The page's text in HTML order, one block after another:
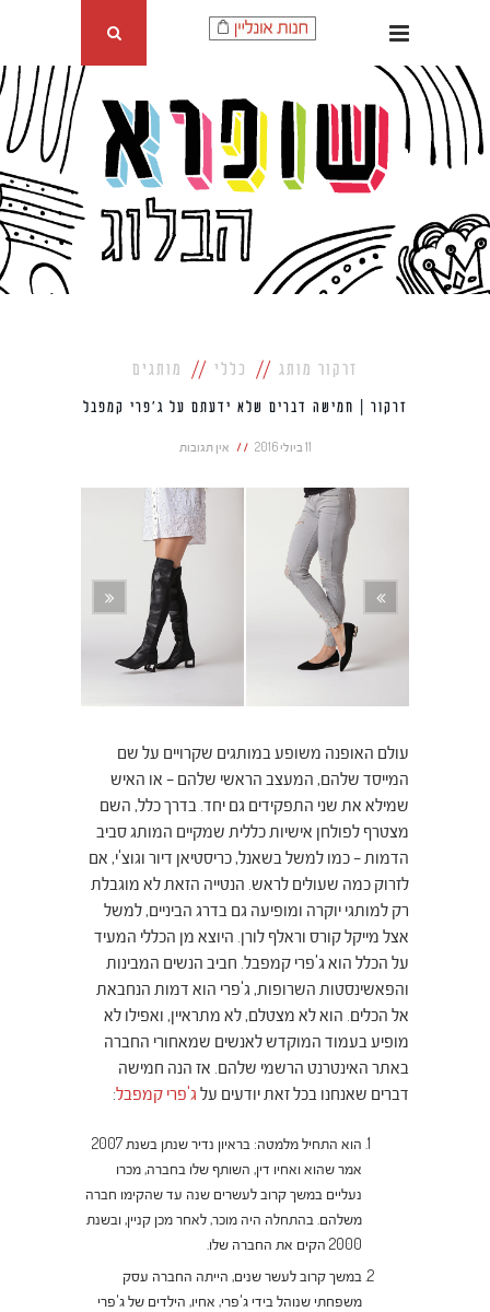
זרקור מותג כללי מותגים
זרקור | חמישה דברים שלא ידעתם על ג'פרי קמפבל
11 ביולי 2016 אין תגובות
עולם האופנה משופע במותגים שקרויים על שם
המייסד שלהם, המעצב הראשי שלהם – או האיש
שמילא את שני התפקידים גם יחד. בדרך כלל, השם
מצטרף לפולחן אישיות כללית שמקיים המותג סביב
הדמות – כמו למשל בשאנל, כריסטיאן דיור וגוצ'י, אם
לזרוק כמה שעולים לראש. הנטייה הזאת לא מוגבלת
רק למותגי יוקרה ומופיעה גם בדרג הביניים, למשל
אצל מייקל קורס וראלף לורן. היוצא מן הכללי המעיד
על הכלל הוא ג'פרי קמפבל. חביב הנשים המבינות
והפאשינסטות השרופות, ג'פרי הוא דמות הנחבאת
אל הכלים. הוא לא מצטלם, לא מתראיין, ואפילו לא
מופיע בעמוד המוקדש לאנשים שמאחורי החברה
באתר האינטרנט הרשמי שלהם. אז הנה חמישה
דברים שאנחנו בכל זאת יודעים על ג'פרי קמפבל:
הוא התחיל מלמטה: בראיון נדיר שנתן בשנת 2007
אמר שהוא ואחיו דין, השותף שלו בחברה, מכרו
נעליים במשך קרוב לעשרים שנה עד שהקימו חברה
משלהם. בהתחלה היה מוכר, לאחר מכן קניין, ובשנת
2000 הקים את החברה שלו.
במשך קרוב לעשר שנים, הייתה החברה עסק
משפחתי שנוהל בידי ג'פרי, אחיו, הילדים של ג'פרי